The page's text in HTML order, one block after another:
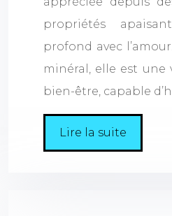
propriétés
profond avec
minéral, elle est une
bien-être, capable
Lire la suite